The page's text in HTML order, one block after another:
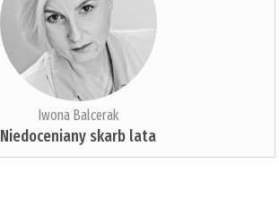
Iwona Balcerak
Niedoceniany skarb lata